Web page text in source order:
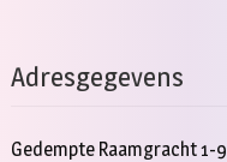
Adresgegevens
Gedempte Raamgracht 1-9